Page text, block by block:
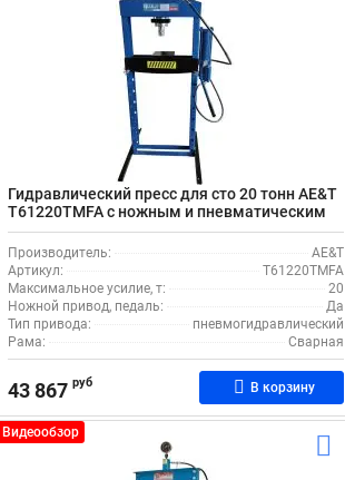
Гидравлический пресс для сто 20 тонн AE&T
T61220TMFA с ножным и пневматическим
приводом
Производитель:
AE&T
Артикул:
T61220TMFA
Максимальное усилие, т:
20
Ножной привод, педаль:
Да
Тип привода:
пневмогидравлический
Рама:
Сварная
43 867 руб В корзину
Видеообзор